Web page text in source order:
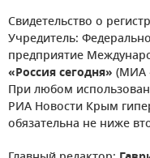
Свидетельство о
Учредитель:
предприятие
«Россия сегодня» (МИА
При любом
РИА Новости Крым
обязательна не ниже